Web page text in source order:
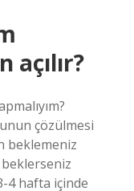
açılır?
çözülmesi
beklemeniz
beklerseniz
4 hafta içinde